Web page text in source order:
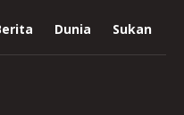
Dunia Sukan